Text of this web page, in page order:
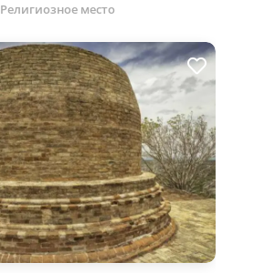
Религиозное место